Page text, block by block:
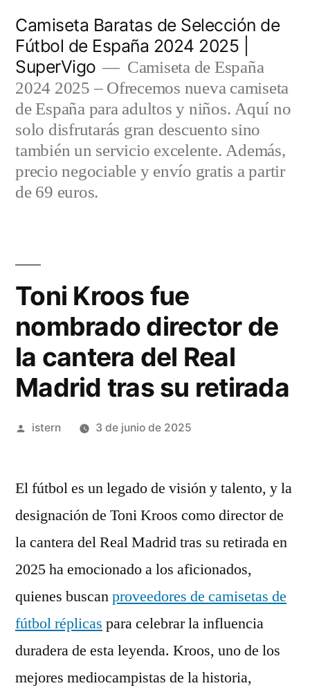
contenido
Camiseta Baratas de Selección de
Fútbol de España 2024 2025 |
SuperVigo
Camiseta de España
2024 2025 – Ofrecemos nueva camiseta
de España para adultos y niños. Aquí no
solo disfrutarás gran descuento sino
también un servicio excelente. Además,
precio negociable y envío gratis a partir
de 69 euros.
Toni Kroos fue
nombrado director de
la cantera del Real
Madrid tras su retirada
Publicado
istern 3 de junio de 2025
El fútbol es un legado de visión y talento, y la
designación de Toni Kroos como director de
la cantera del Real Madrid tras su retirada en
2025 ha emocionado a los aficionados,
quienes buscanproveedores de camisetas de
fútbol réplicas para celebrar la influencia
duradera de esta leyenda. Kroos, uno de los
mejores mediocampistas de la historia,